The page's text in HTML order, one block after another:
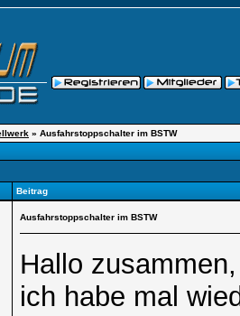
» Ausfahrstoppschalter im BSTW
Beitrag
Ausfahrstoppschalter im BSTW
Hallo zusammen,
ich habe mal